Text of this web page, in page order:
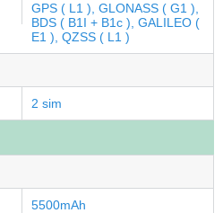
GPS ( L1 ), GLONASS ( G1 ),
BDS ( B1I + B1c ), GALILEO (
E1 ), QZSS ( L1 )
2 sim
5500mAh